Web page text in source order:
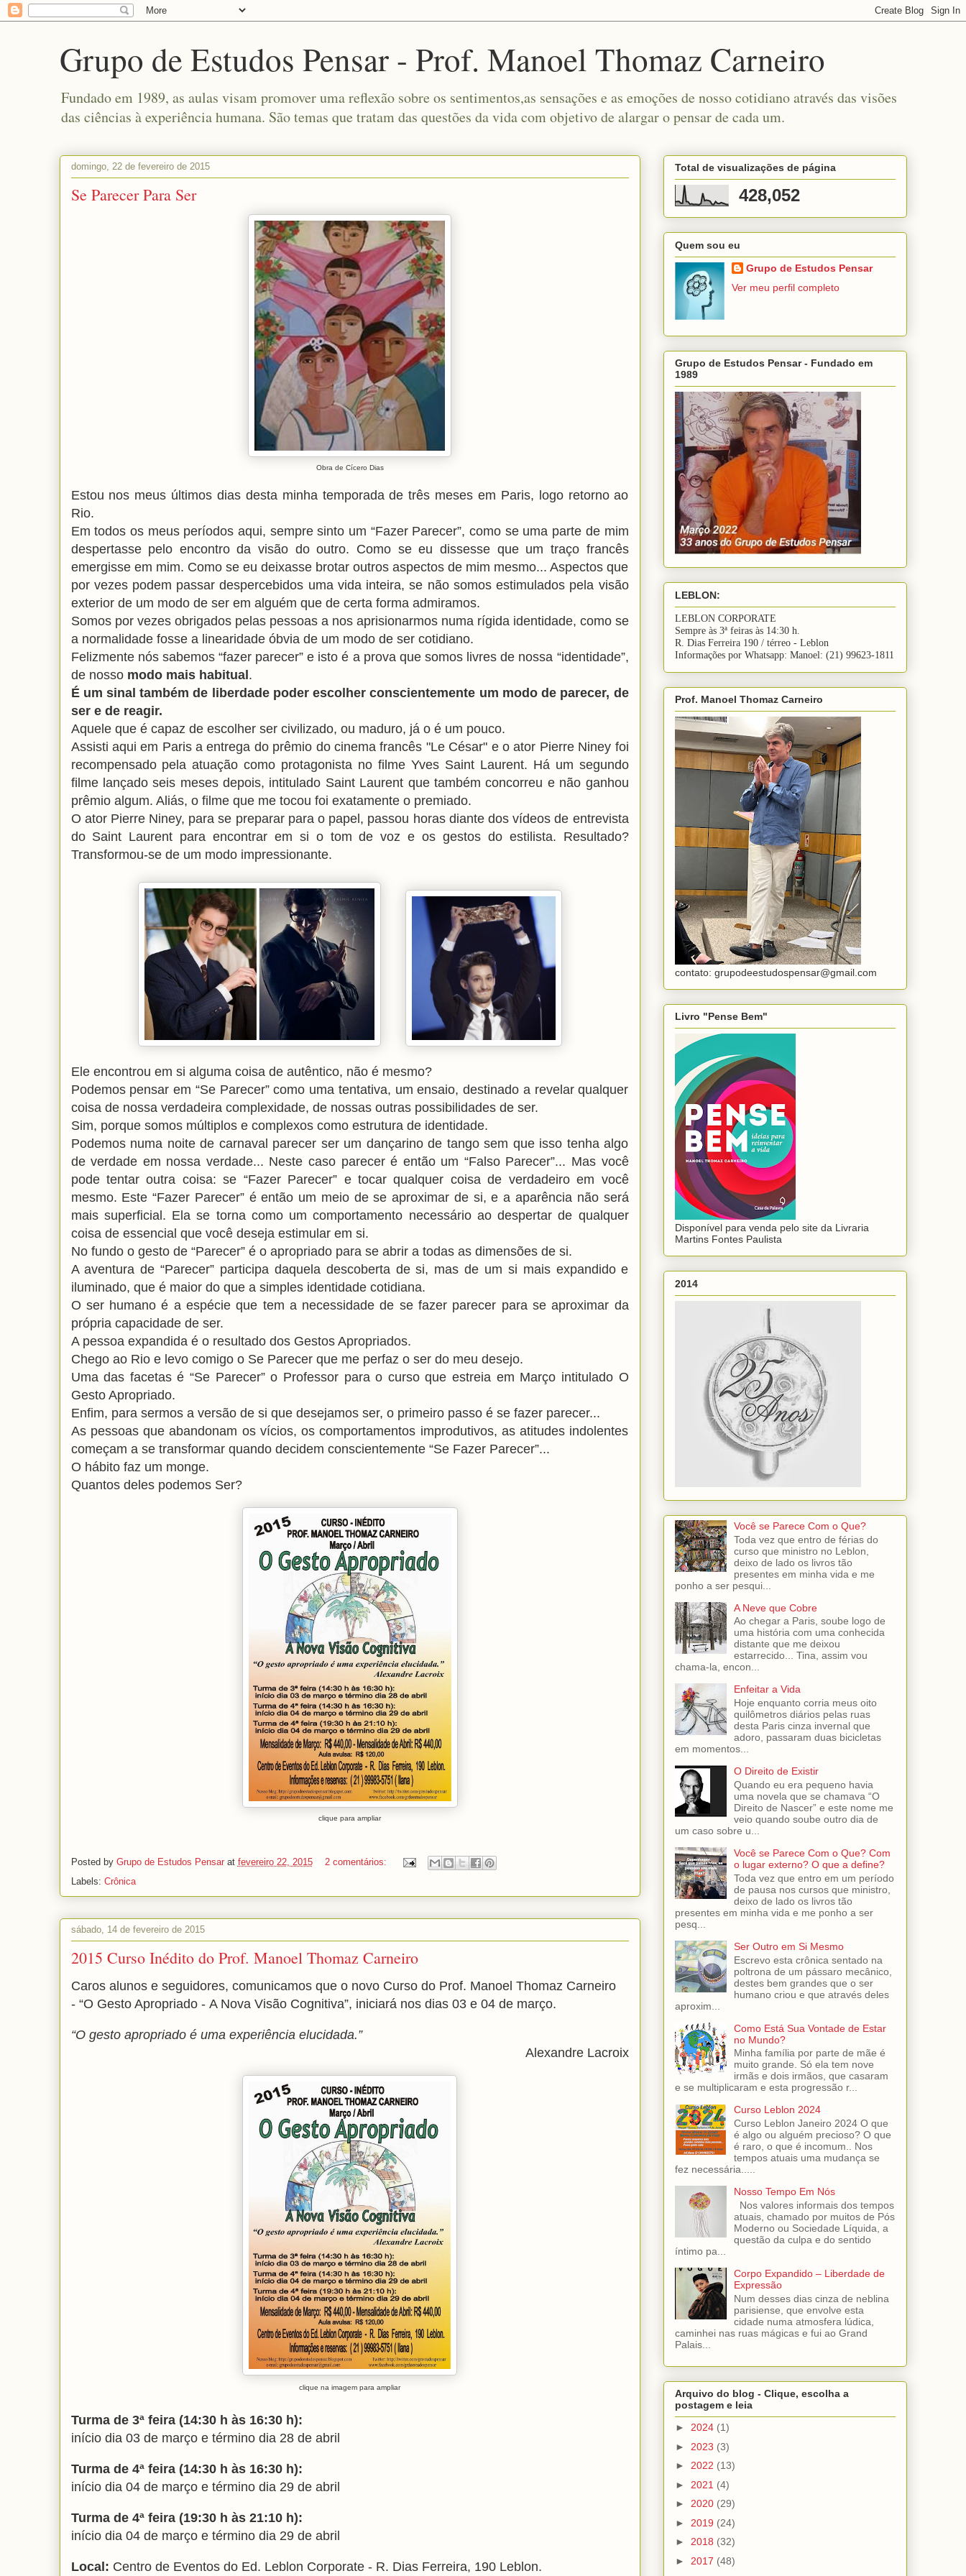
Grupo de Estudos Pensar - Prof. Manoel Thomaz Carneiro
Fundado em 1989, as aulas visam promover uma reflexão sobre os sentimentos,as sensações e as emoções de nosso cotidiano através das visões
das ciências à experiência humana. São temas que tratam das questões da vida com objetivo de alargar o pensar de cada um.
domingo, 22 de fevereiro de 2015
Se Parecer Para Ser
Obra de Cícero Dias
Estou nos meus últimos dias desta minha temporada de três meses em Paris, logo retorno ao
Rio.
Em todos os meus períodos aqui, sempre sinto um “Fazer Parecer”, como se uma parte de mim
despertasse pelo encontro da visão do outro. Como se eu dissesse que um traço francês
emergisse em mim. Como se eu deixasse brotar outros aspectos de mim mesmo... Aspectos que
por vezes podem passar despercebidos uma vida inteira, se não somos estimulados pela visão
exterior de um modo de ser em alguém que de certa forma admiramos.
Somos por vezes obrigados pelas pessoas a nos aprisionarmos numa rígida identidade, como se
a normalidade fosse a linearidade óbvia de um modo de ser cotidiano.
Felizmente nós sabemos “fazer parecer” e isto é a prova que somos livres de nossa “identidade”,
de nosso modo mais habitual .
É um sinal também de liberdade poder escolher conscientemente um modo de parecer, de
ser e de reagir.
Aquele que é capaz de escolher ser civilizado, ou maduro, já o é um pouco.
Assisti aqui em Paris a entrega do prêmio do cinema francês "Le César" e o ator Pierre Niney foi
recompensado pela atuação como protagonista no filme Yves Saint Laurent. Há um segundo
filme lançado seis meses depois, intitulado Saint Laurent que também concorreu e não ganhou
prêmio algum. Aliás, o filme que me tocou foi exatamente o premiado.
O ator Pierre Niney, para se preparar para o papel, passou horas diante dos vídeos de entrevista
do Saint Laurent para encontrar em si o tom de voz e os gestos do estilista. Resultado?
Transformou-se de um modo impressionante.
Ele encontrou em si alguma coisa de autêntico, não é mesmo?
Podemos pensar em “Se Parecer” como uma tentativa, um ensaio, destinado a revelar qualquer
coisa de nossa verdadeira complexidade, de nossas outras possibilidades de ser.
Sim, porque somos múltiplos e complexos como estrutura de identidade.
Podemos numa noite de carnaval parecer ser um dançarino de tango sem que isso tenha algo
de verdade em nossa verdade... Neste caso parecer é então um “Falso Parecer”... Mas você
pode tentar outra coisa: se “Fazer Parecer” e tocar qualquer coisa de verdadeiro em você
mesmo. Este “Fazer Parecer” é então um meio de se aproximar de si, e a aparência não será
mais superficial. Ela se torna como um comportamento necessário ao despertar de qualquer
coisa de essencial que você deseja estimular em si.
No fundo o gesto de “Parecer” é o apropriado para se abrir a todas as dimensões de si.
A aventura de “Parecer” participa daquela descoberta de si, mas de um si mais expandido e
iluminado, que é maior do que a simples identidade cotidiana.
O ser humano é a espécie que tem a necessidade de se fazer parecer para se aproximar da
própria capacidade de ser.
A pessoa expandida é o resultado dos Gestos Apropriados.
Chego ao Rio e levo comigo o Se Parecer que me perfaz o ser do meu desejo.
Uma das facetas é “Se Parecer” o Professor para o curso que estreia em Março intitulado O
Gesto Apropriado.
Enfim, para sermos a versão de si que desejamos ser, o primeiro passo é se fazer parecer...
As pessoas que abandonam os vícios, os comportamentos improdutivos, as atitudes indolentes
começam a se transformar quando decidem conscientemente “Se Fazer Parecer”...
O hábito faz um monge.
Quantos deles podemos Ser?
clique para ampliar
Posted by Grupo de Estudos Pensar at fevereiro 22, 2015
2 comentários:
Labels: Crônica
sábado, 14 de fevereiro de 2015
2015 Curso Inédito do Prof. Manoel Thomaz Carneiro
Caros alunos e seguidores, comunicamos que o novo Curso do Prof. Manoel Thomaz Carneiro
- “O Gesto Apropriado - A Nova Visão Cognitiva”, iniciará nos dias 03 e 04 de março.
“O gesto apropriado é uma experiência elucidada.”
Alexandre Lacroix
clique na imagem para ampliar
Turma de 3ª feira (14:30 h às 16:30 h):
início dia 03 de março e término dia 28 de abril
Turma de 4ª feira (14:30 h às 16:30 h):
início dia 04 de março e término dia 29 de abril
Turma de 4ª feira (19:30 h às 21:10 h):
início dia 04 de março e término dia 29 de abril
Local: Centro de Eventos do Ed. Leblon Corporate - R. Dias Ferreira, 190 Leblon.
Total de visualizações de página
428,052
Quem sou eu
Grupo de Estudos Pensar
Ver meu perfil completo
Grupo de Estudos Pensar - Fundado em
1989
LEBLON:
LEBLON CORPORATE
Sempre às 3ª feiras às 14:30 h.
R. Dias Ferreira 190 / térreo - Leblon
Informações por Whatsapp: Manoel: (21) 99623-1811
Prof. Manoel Thomaz Carneiro
contato: grupodeestudospensar@gmail.com
Livro "Pense Bem"
Disponível para venda pelo site da Livraria
Martins Fontes Paulista
2014
Você se Parece Com o Que?
Toda vez que entro de férias do
curso que ministro no Leblon,
deixo de lado os livros tão
presentes em minha vida e me
ponho a ser pesqui...
A Neve que Cobre
Ao chegar a Paris, soube logo de
uma história com uma conhecida
distante que me deixou
estarrecido... Tina, assim vou
chama-la, encon...
Enfeitar a Vida
Hoje enquanto corria meus oito
quilômetros diários pelas ruas
desta Paris cinza invernal que
adoro, passaram duas bicicletas
em momentos...
O Direito de Existir
Quando eu era pequeno havia
uma novela que se chamava “O
Direito de Nascer” e este nome me
veio quando soube outro dia de
um caso sobre u...
Você se Parece Com o Que? Com
o lugar externo? O que a define?
Toda vez que entro em um período
de pausa nos cursos que ministro,
deixo de lado os livros tão
presentes em minha vida e me ponho a ser
pesq...
Ser Outro em Si Mesmo
Escrevo esta crônica sentado na
poltrona de um pássaro mecânico,
destes bem grandes que o ser
humano criou e que através deles
aproxim...
Como Está Sua Vontade de Estar
no Mundo?
Minha família por parte de mãe é
muito grande. Só ela tem nove
irmãs e dois irmãos, que casaram
e se multiplicaram e esta progressão r...
Curso Leblon 2024
Curso Leblon Janeiro 2024 O que
é algo ou alguém precioso? O que
é raro, o que é incomum.. Nos
tempos atuais uma mudança se
fez necessária.....
Nosso Tempo Em Nós
Nos valores informais dos tempos
atuais, chamado por muitos de Pós
Moderno ou Sociedade Líquida, a
questão da culpa e do sentido
íntimo pa...
Corpo Expandido – Liberdade de
Expressão
Num desses dias cinza de neblina
parisiense, que envolve esta
cidade numa atmosfera lúdica,
caminhei nas ruas mágicas e fui ao Grand
Palais...
Arquivo do blog - Clique, escolha a
postagem e leia
► 2024 (1)
► 2023 (3)
► 2022 (13)
► 2021 (4)
► 2020 (29)
► 2019 (24)
► 2018 (32)
► 2017 (48)